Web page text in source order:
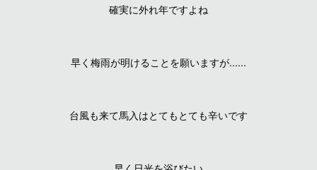
確実に外れ年ですよね
早く梅雨が明けることを願いますが......
台風も来て馬入はとてもとても辛いです